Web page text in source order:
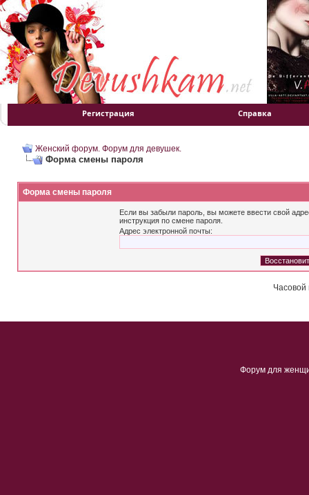
Регистрация Справка
Женский форум. Форум для девушек.
Форма смены пароля
Форма смены пароля
Если вы забыли пароль, вы можете ввести свой
инструкция по смене пароля.
Адрес электронной почты:
Часовой
Форум для